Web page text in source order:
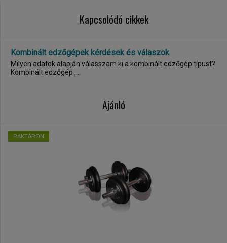
Kapcsolódó cikkek
Kombinált edzőgépek kérdések és válaszok
Milyen adatok alapján válasszam ki a kombinált edzőgép típust?
Kombinált edzőgép ,...
Ajánló
RAKTÁRON